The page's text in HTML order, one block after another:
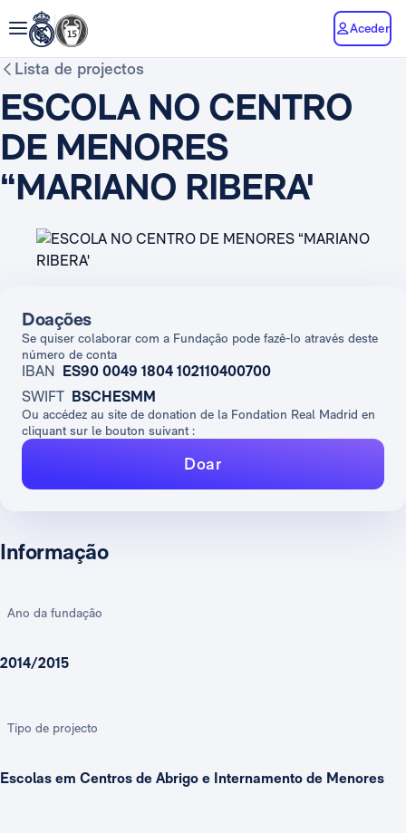
Aceder
Lista de projectos
ESCOLA NO CENTRO
DE MENORES
“MARIANO RIBERA'
Informação
Ano da fundação
2014/2015
Tipo de projecto
Escolas em Centros de Abrigo e Internamento de Menores
Doações
Se quiser colaborar com a Fundação pode fazê-lo através deste
número de conta
IBAN ES90 0049 1804 102110400700
SWIFT BSCHESMM
Ou accédez au site de donation de la Fondation Real Madrid en
cliquant sur le bouton suivant :
Doar